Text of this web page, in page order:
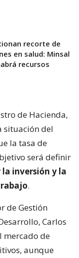
recorte de
en salud: Minsal
recursos
de Hacienda,
situación del
la tasa de
será definir
inversión y la
.
de Gestión
Carlos
mercado de
aunque